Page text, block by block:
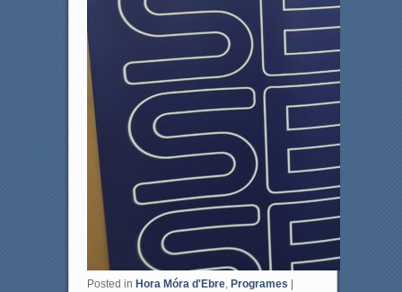
Posted in Hora Móra d'Ebre, Programes